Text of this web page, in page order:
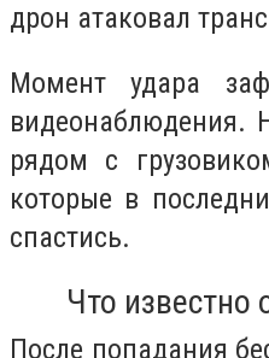
дрон атаковал
Момент удара
видеонаблюдения.
рядом с
которые в
спастись.
Что известно
После попадания